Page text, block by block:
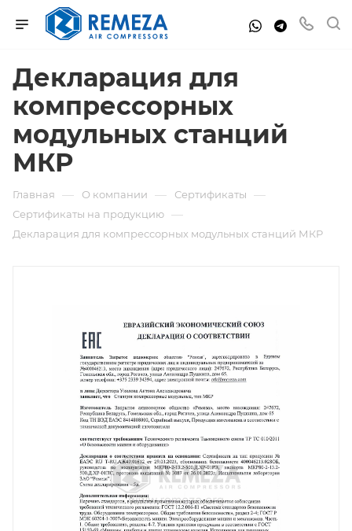
Декларация для
компрессорных
модульных станций
МКР
Главная — О компании — Сертификаты —
Сертификаты на продукцию —
Декларация для компрессорных модульных станций МКР